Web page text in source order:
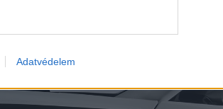
Adatvédelem